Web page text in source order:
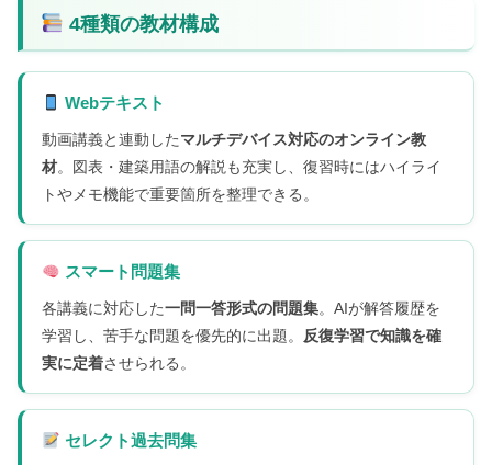
4種類の教材構成
Webテキスト
動画講義と連動したマルチデバイス対応のオンライン教
材。図表・建築用語の解説も充実し、復習時にはハイライ
トやメモ機能で重要箇所を整理できる。
スマート問題集
各講義に対応した一問一答形式の問題集。AIが解答履歴を
学習し、苦手な問題を優先的に出題。 反復学習で知識を確
実に定着させられる。
セレクト過去問集